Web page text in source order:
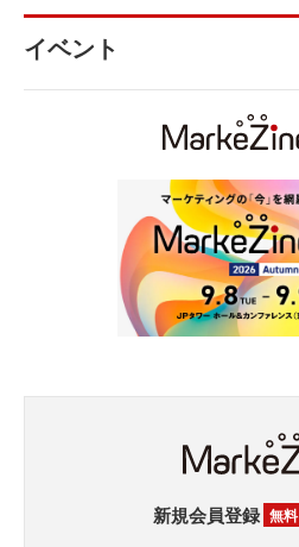
イベント
新規会員登録 無料